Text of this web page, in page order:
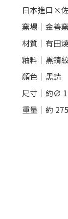
日本進口×
窯場｜金善窯
材質｜有田
釉料｜黑錆
顏色｜黑錆
尺寸｜約∅
重量｜約